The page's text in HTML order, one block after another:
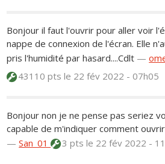
Bonjour il faut l'ouvrir pour aller voir
nappe de connexion de l'écran. Elle
pris l'humidité par hasard....Cdlt —
43110 ptsle 22 fév 2022 - 07h05
Bonjour non je ne pense pas seriez
capable de m'indiquer comment
—San_01 3 ptsle 22 fév 2022 -